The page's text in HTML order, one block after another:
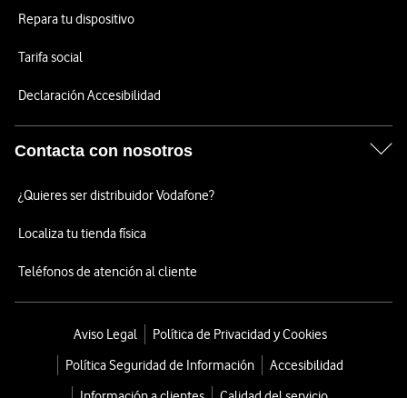
Repara tu dispositivo
Tarifa social
Declaración Accesibilidad
Contacta con nosotros
¿Quieres ser distribuidor Vodafone?
Localiza tu tienda física
Teléfonos de atención al cliente
Aviso Legal
Política de Privacidad y Cookies
Política Seguridad de Información
Accesibilidad